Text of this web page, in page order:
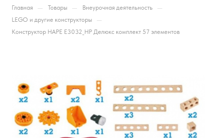
Главная — Товары — Внеурочная деятельность —
LEGO и другие конструкторы —
Конструктор HAPE E3032_HP Делюкс комплект 57 элементов